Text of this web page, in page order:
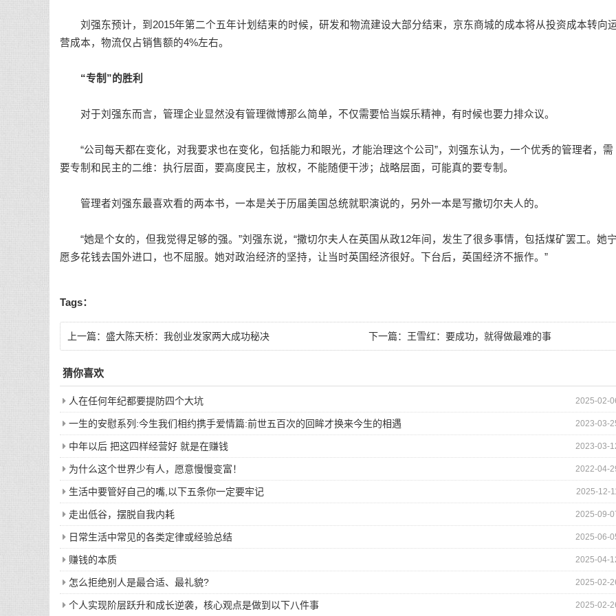
刘强东预计，到2015年第二个五年计划结束的时候，研发和物流建设大部分结束，京东商城的成本将从投资成本转向
营成本，物流仅占销售额的4%左右。
“专制”的胜利
对于刘强东而言，管理企业显然没有管理微博那么简单，不仅需要恰当娱乐精神，有时候也要力排众议。
“公司每天都在变化，对我要求也在变化，包括能力和眼光，才能治理这个公司”，刘强东认为，一个优秀的管理者，需
要专制和民主的二维：执行层面，要高度民主，放权，不能随便干涉；战略层面，可能真的要专制。
管理者刘强东最喜欢看的两本书，一本是关于历届美国总统就职演说的，另外一本是写撒切尔夫人的。
“她是个女的，但我觉得足够的强。”刘强东说，“撒切尔夫人在英国从政12年间，发生了很多事情，包括煤矿罢工。她
愿多花钱去国外进口，也不屈服。她对政治经济的坚持，让当时英国经济很好。下台后，英国经济不振作。”
Tags：
上一篇： 盛大陈天桥：我创业发家两大成功秘决 下一篇： 王雪红：要成功，就得做最难的事
猜你喜欢
2025-02-
人在任何年纪都要提防四个大坑
2023-03-
一生的安慰系列:今生我们相约携手爱情篇:前世五百次的回眸才换来今生的相遇
2023-03-
中年以后 把这四样经营好 就是在赚钱
2022-04-
为什么这个世界少有人，愿意慢慢变富！
2025-12-
生活中要管好自己的嘴,以下五条你一定要牢记
2025-09-
走出低谷，摆脱自我内耗
2025-06-
日常生活中常见的各类定律或经验总结
2025-04-
赚钱的本质
2025-02-
怎么拒绝别人是最合适、最礼貌?
2025-02-
个人实现阶层跃升和成长逆袭，核心观点是做到以下八件事